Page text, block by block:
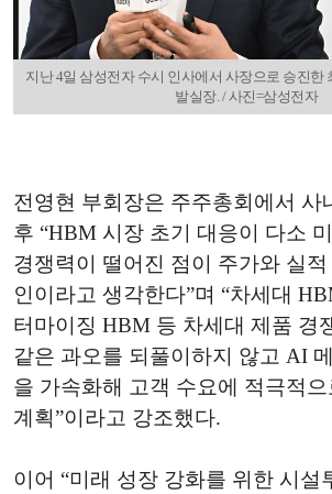
지난 4일 삼성전자 수시 인사에서 사장으로 승진한
발실장. / 사진=삼성전자
전영현 부회장은 주주총회에서 사
후 “HBM 시장 초기 대응이 다소
경쟁력이 떨어진 점이 주가와 실적
인이라고 생각한다”며 “차세대
터마이징 HBM 등 차세대 제품 경
같은 과오를 되풀이하지 않고 AI
을 가속화해 고객 수요에 적극적
계획”이라고 강조했다.
이어 “미래 성장 강화를 위한 시설